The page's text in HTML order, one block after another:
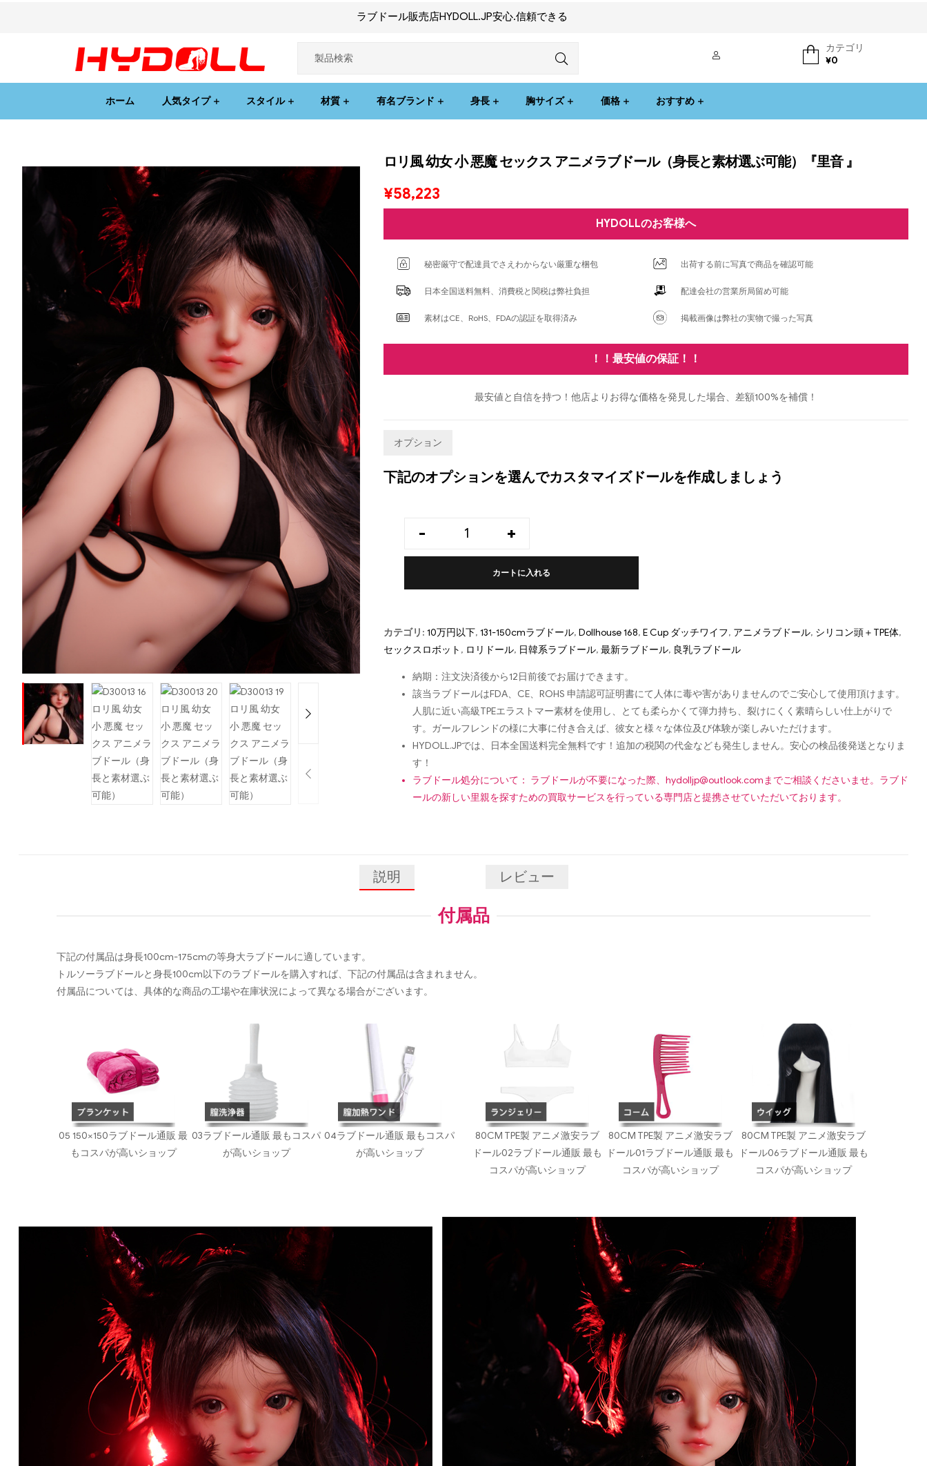
ラブドール販売店HYDOLL.JP安心.信頼できる
カテゴリ
¥0
ホーム 人気タイプ スタイル 材質 有名ブランド 身長 胸サイズ 価格 おすすめ
ロリ風 幼女 小 悪魔 セックス アニメラブドール（身長と素材選ぶ可能）『里音 』
¥58,223
HYDOLLのお客様へ
秘密厳守で配達員でさえわからない厳重な梱包 出荷する前に写真で商品を確認可能
日本全国送料無料、消費税と関税は弊社負担 配達会社の営業所局留め可能
素材はCE、RoHS、FDAの認証を取得済み 掲載画像は弊社の実物で撮った写真
！！最安値の保証！！
最安値と自信を持つ！他店よりお得な価格を発見した場合、差額100%を補償！
オプション
下記のオプションを選んでカスタマイズドールを作成しましょう
- +
カートに入れる
カテゴリ: 10万円以下, 131-150cmラブドール, Dollhouse 168, E Cup ダッチワイフ, アニメラブドール, シリコン頭＋TPE体,
セックスロボット , ロリドール, 日韓系ラブドール, 最新ラブドール, 良乳ラブドール
納期：注文決済後から12日前後でお届けできます。
該当ラブドールはFDA、CE、ROHS 申請認可証明書にて人体に毒や害がありませんのでご安心して使用頂けます。
人肌に近い高級TPEエラストマー素材を使用し、とても柔らかくて弾力持ち、裂けにくく素晴らしい仕上がりで
す。ガールフレンドの様に大事に付き合えば、彼女と様々な体位及び体験が楽しみいただけます。
HYDOLL.JPでは、日本全国送料完全無料です！追加の税関の代金なども発生しません。安心の検品後発送となりま
す！
ラブドール処分について： ラブドールが不要になった際、 hydolljp@outlook.comまでご相談くださいませ。ラブド
ールの新しい里親を探すための買取サービスを行っている専門店と提携させていただいております。
説明 レビュー
付属品
下記の付属品は身長100cm-175cmの等身大ラブドールに適しています。
トルソーラブドールと身長100cm以下のラブドールを購入すれば、下記の付属品は含まれません。
付属品については、具体的な商品の工場や在庫状況によって異なる場合がございます。
05 150×150ラブドール通販 最
もコスパが高いショップ
03ラブドール通販 最もコスパ
が高いショップ
04ラブドール通販 最もコスパ
が高いショップ
80CM TPE製 アニメ激安ラブ
ドール02ラブドール通販 最も
コスパが高いショップ
80CM TPE製 アニメ激安ラブ
ドール01ラブドール通販 最も
コスパが高いショップ
80CM TPE製 アニメ激安ラブ
ドール06ラブドール通販 最も
コスパが高いショップ